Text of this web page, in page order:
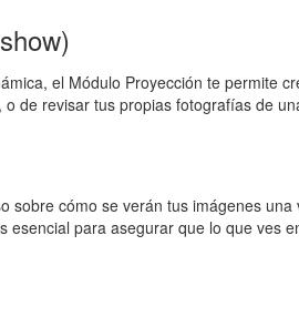
el Módulo Proyección te permite
de revisar tus propias fotografías de
sobre cómo se verán tus imágenes
esencial para asegurar que lo que ves